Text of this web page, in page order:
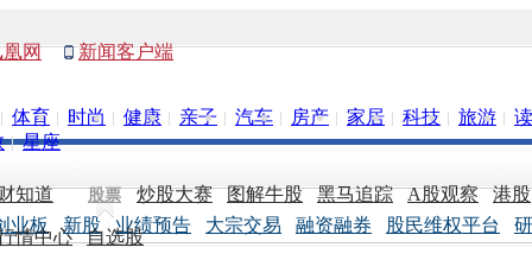
网 新闻客户端
体育 时尚 健康 亲子 汽车 房产 家居 科技 旅游
星座
知道 股票 炒股大赛 图解牛股 黑马追踪 A股观察 港股
情中心 自选股
业板 新股 业绩预告 大宗交易 融资融券 股民维权平台